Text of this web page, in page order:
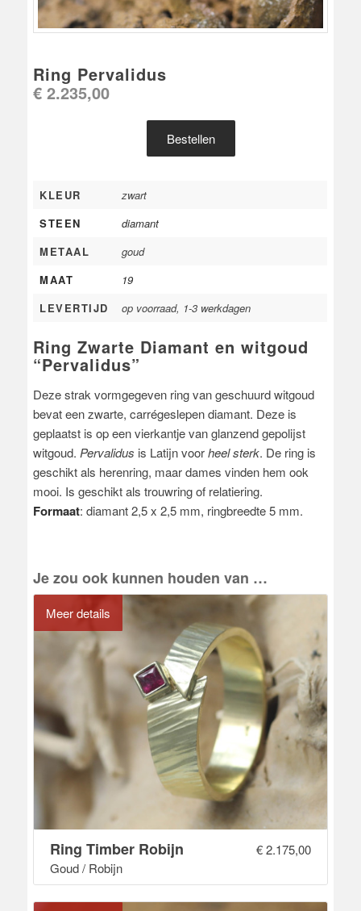
Ring Pervalidus
€ 2.235,00
Bestellen
KLEUR
zwart
STEEN
diamant
METAAL
goud
MAAT
19
LEVERTIJD
op voorraad, 1-3 werkdagen
Ring Zwarte Diamant en witgoud
“Pervalidus”
Deze strak vormgegeven ring van geschuurd witgoud
bevat een zwarte, carrégeslepen diamant. Deze is
geplaatst is op een vierkantje van glanzend gepolijst
witgoud. Pervalidus is Latijn voorheel sterk. De ring is
geschikt als herenring, maar dames vinden hem ook
mooi. Is geschikt als trouwring of relatiering.
Formaat: diamant 2,5 x 2,5 mm, ringbreedte 5 mm.
Je zou ook kunnen houden van …
Meer details
Ring Timber Robijn
Goud / Robijn
€2.175,00